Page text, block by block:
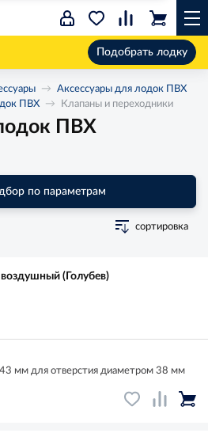
Подобрать лодку
Аксессуары для лодок ПВХ
ПВХ
Клапаны и переходники
ПВХ
по параметрам
сортировка
(Голубев)
мм для отверстия диаметром 38 мм